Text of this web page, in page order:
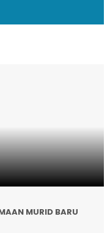
MURID BARU